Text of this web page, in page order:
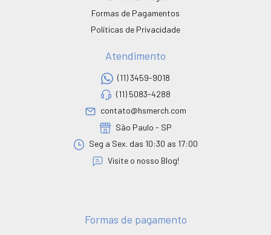
Formas de Pagamentos
Políticas de Privacidade
Atendimento
(11) 3459-9018
(11) 5083-4288
contato@hsmerch.com
São Paulo - SP
Seg a Sex. das 10:30 as 17:00
Visite o nosso Blog!
Formas de pagamento